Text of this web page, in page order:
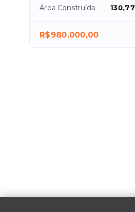
Área Construída
130,77
R$980.000,00